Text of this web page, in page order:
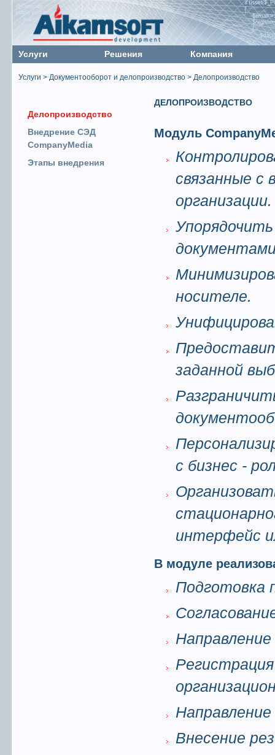
Услуги Решения Компания
Услуги > Документооборот и делопроизводство > Делопроизводство
Делопроизводство
Внедрение СЭД
CompanyMedia
Этапы внедрения
ДЕЛОПРОИЗВОДСТВО
Модуль
связанные с
организации.
носителе.
заданной
с бизнес -
интерфейс
В модуле
Подготовка
Внесение